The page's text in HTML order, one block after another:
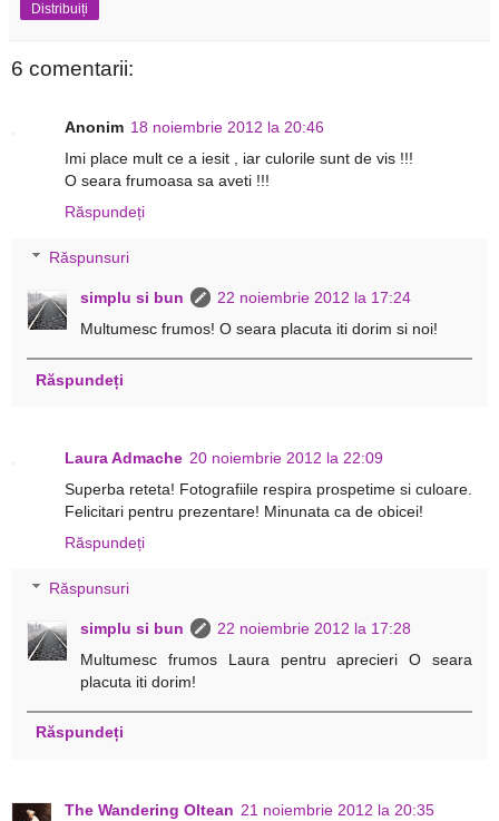
Distribuiți
6 comentarii:
Anonim 18 noiembrie 2012 la 20:46
Imi place mult ce a iesit , iar culorile sunt de vis !!!
O seara frumoasa sa aveti !!!
Răspundeți
Răspunsuri
simplu si bun
22 noiembrie 2012 la 17:24
Multumesc frumos! O seara placuta iti dorim si noi!
Răspundeți
Laura Admache 20 noiembrie 2012 la 22:09
Superba reteta! Fotografiile respira prospetime si culoare.
Felicitari pentru prezentare! Minunata ca de obicei!
Răspundeți
Răspunsuri
simplu si bun
22 noiembrie 2012 la 17:28
Multumesc frumos Laura pentru aprecieri O seara
placuta iti dorim!
Răspundeți
The Wandering Oltean 21 noiembrie 2012 la 20:35